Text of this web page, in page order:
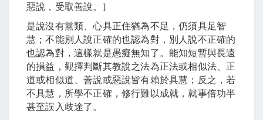
惡說，受取善說。 ]
是說沒有黨類、心具正住猶為不足，仍須具足智
慧；不能別人說正確的也認為對，別人說不正確的
也認為對，這樣就是愚癡無知了。能知短暫與長遠
的損益，觀擇判斷其教說之法為正法或相似法、正
道或相似道、善說或惡說皆有賴於具慧；反之，若
不具慧，所學不正確，修行難以成就，就事倍功半
甚至誤入歧途了。